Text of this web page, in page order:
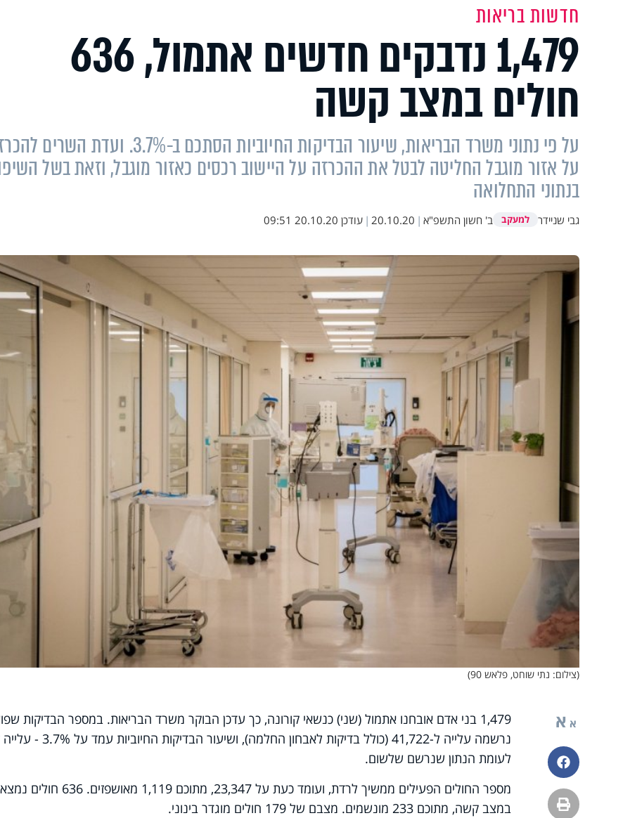
חדשות בריאות
1,479 נדבקים חדשים אתמול, 636
חולים במצב קשה
על פי נתוני משרד הבריאות, שיעור הבדיקות החיוביות הסתכם ב-3.7%. ועדת
על אזור מוגבל החליטה לבטל את ההכרזה על היישוב רכסים כאזור מוגבל, וזאת בשל
בנתוני התחלואה
גבי שניידר למעקב ב' חשון התשפ"א |
20.10.20
| עודכן 20.10.20 09:51
(צילום: נתי שוחט, פלאש 90)
א א
פייסבוק
הדפסה
1,479 בני אדם אובחנו אתמול (שני) כנשאי קורונה, כך עדכן הבוקר משרד הבריאות. במספר הבדיקות
נרשמה עלייה ל-41,722 (כולל בדיקות לאבחון החלמה), ושיעור
לעומת הנתון שנרשם שלשום.
מספר החולים הפעילים ממשיך לרדת, ועומד כעת על 23,347, מתוכם 1,119 מאושפזים.
במצב קשה, מתוכם 233 מונשמים. מצבם של 179 חולים מוגדר בינוני.